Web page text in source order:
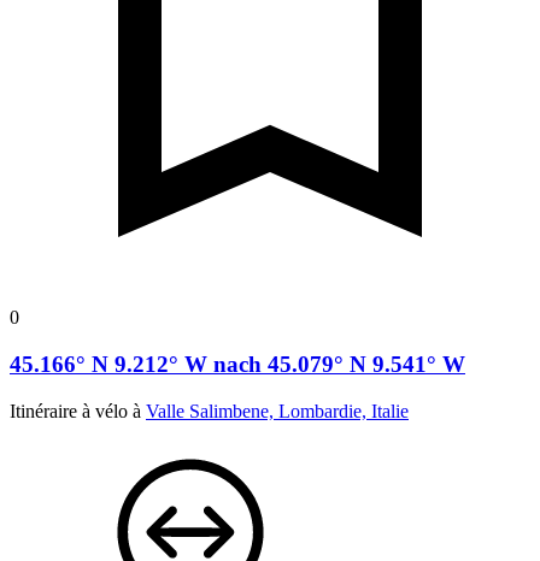
0
45.166° N 9.212° W nach 45.079° N 9.541° W
Itinéraire à vélo à Valle Salimbene, Lombardie, Italie